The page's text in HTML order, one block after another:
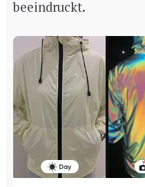
beeindruckt.